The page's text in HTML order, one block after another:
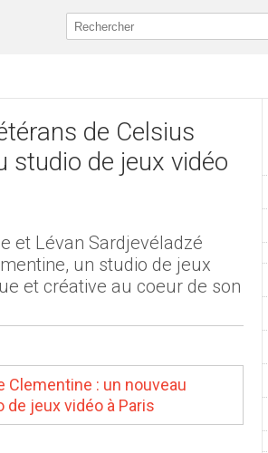
de Celsius
studio de jeux vidéo
et Lévan Sardjevéladzé
un studio de jeux
et créative au coeur de son